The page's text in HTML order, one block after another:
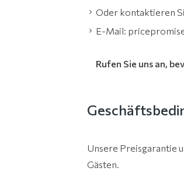
Oder kontaktieren
E-Mail:
Rufen Sie uns an,
Unsere Preisgarantie
Gästen.